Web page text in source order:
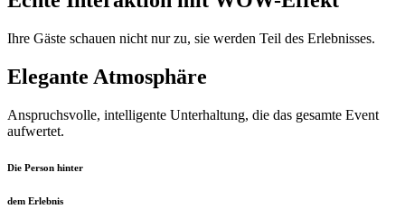
Ihre Gäste schauen nicht nur zu, sie werden Teil des Erlebnisses.
Elegante Atmosphäre
Anspruchsvolle, intelligente Unterhaltung, die das gesamte Event
aufwertet.
Die Person hinter
dem Erlebnis